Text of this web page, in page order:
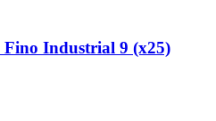
Fino Industrial 9 (x25)